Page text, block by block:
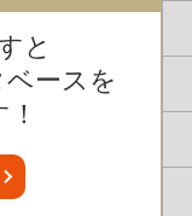
と
ースを